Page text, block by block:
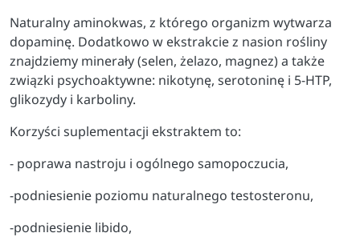
Naturalny aminokwas, z którego organizm wytwarza
dopaminę. Dodatkowo w ekstrakcie z nasion rośliny
znajdziemy minerały (selen, żelazo, magnez) a także
związki psychoaktywne: nikotynę, serotoninę i 5-HTP,
glikozydy i karboliny.
Korzyści suplementacji ekstraktem to:
- poprawa nastroju i ogólnego samopoczucia,
-podniesienie poziomu naturalnego testosteronu,
-podniesienie libido,